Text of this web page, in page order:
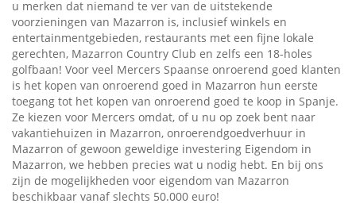
u merken dat niemand te ver van de uitstekende
voorzieningen van Mazarron is, inclusief winkels en
entertainmentgebieden, restaurants met een fijne lokale
gerechten, Mazarron Country Club en zelfs een 18-holes
golfbaan! Voor veel Mercers Spaanse onroerend goed klanten
is het kopen van onroerend goed in Mazarron hun eerste
toegang tot het kopen van onroerend goed te koop in Spanje.
Ze kiezen voor Mercers omdat, of u nu op zoek bent naar
vakantiehuizen in Mazarron, onroerendgoedverhuur in
Mazarron of gewoon geweldige investering Eigendom in
Mazarron, we hebben precies wat u nodig hebt. En bij ons
zijn de mogelijkheden voor eigendom van Mazarron
beschikbaar vanaf slechts 50.000 euro!